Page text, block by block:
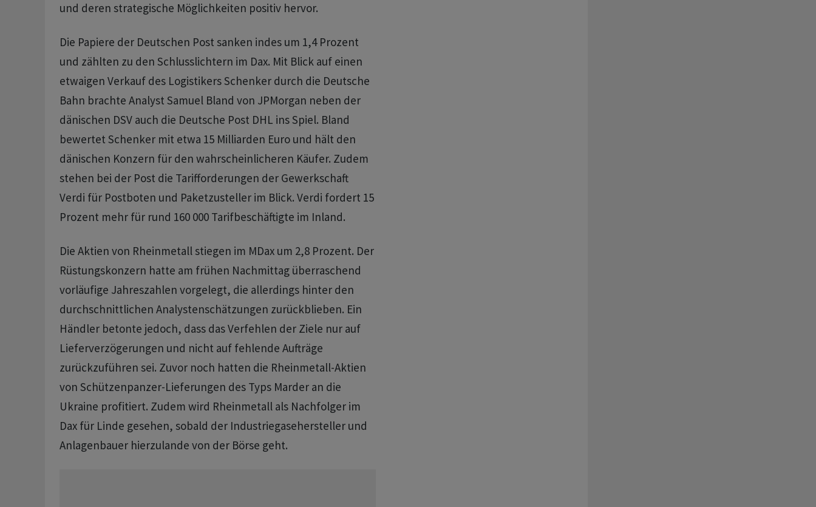
und deren strategische Möglichkeiten positiv hervor.
Die Papiere der Deutschen Post sanken indes um 1,4 Prozent
und zählten zu den Schlusslichtern im Dax. Mit Blick auf einen
etwaigen Verkauf des Logistikers Schenker durch die Deutsche
Bahn brachte Analyst Samuel Bland von JPMorgan neben der
dänischen DSV auch die Deutsche Post DHL ins Spiel. Bland
bewertet Schenker mit etwa 15 Milliarden Euro und hält den
dänischen Konzern für den wahrscheinlicheren Käufer. Zudem
stehen bei der Post die Tarifforderungen der Gewerkschaft
Verdi für Postboten und Paketzusteller im Blick. Verdi fordert 15
Prozent mehr für rund 160 000 Tarifbeschäftigte im Inland.
Die Aktien von Rheinmetall stiegen im MDax um 2,8 Prozent. Der
Rüstungskonzern hatte am frühen Nachmittag überraschend
vorläufige Jahreszahlen vorgelegt, die allerdings hinter den
durchschnittlichen Analystenschätzungen zurückblieben. Ein
Händler betonte jedoch, dass das Verfehlen der Ziele nur auf
Lieferverzögerungen und nicht auf fehlende Aufträge
zurückzuführen sei. Zuvor noch hatten die Rheinmetall-Aktien
von Schützenpanzer-Lieferungen des Typs Marder an die
Ukraine profitiert. Zudem wird Rheinmetall als Nachfolger im
Dax für Linde gesehen, sobald der Industriegasehersteller und
Anlagenbauer hierzulande von der Börse geht.